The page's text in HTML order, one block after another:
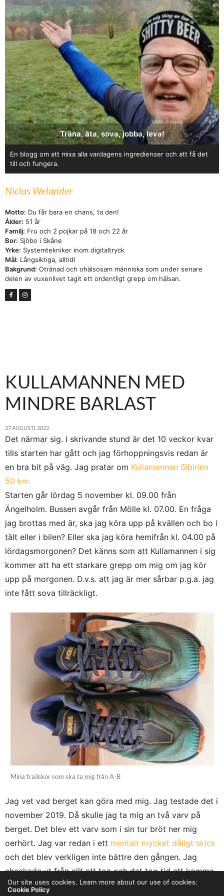
Träna, äta, sova, jobba, leva!
En blogg om att mixa alla vardagens ingredienser och att få det
till och fungera.
Niclas Welander
Motto: Du får bara en chans, ta den!
Ålder: 51 år
Familj: Fru och 2 pojkar på 18 och 22 år
Bor: Sjöbo i Skåne
Yrke: Systemtekniker inom digitaltryck
Mål: Långsiktiga, alltid!
Bakgrund: Otränad och ohälsosam människa som under senare
delen av vuxenlivet tagit ett ordentligt grepp om hälsan.
KULLAMANNEN MED
MINDRE BARLAST
27 AUGUSTI, 2022
Det närmar sig. I skrivande stund är det 10 veckor kvar
tills starten har gått och jag förhoppningsvis redan är
en bra bit på väg. Jag pratar om Kullamannen Sibirien
50 km.
Starten går lördag 5 november kl. 09.00 från
Ängelholm. Bussen avgår från Mölle kl. 07.00. En fråga
jag brottas med är, ska jag köra upp på kvällen och bo i
tält eller i bilen? Eller ska jag köra hemifrån kl. 04.00 på
lördagsmorgonen? Det känns som att Kullamannen i sig
kommer att ha ett starkare grepp om mig om jag kör
upp på morgonen. D.v.s. att jag är mer sårbar p.g.a. jag
inte fått sova tillräckligt.
Mina trailskor som ska ta mig från A-B
Jag vet vad berget kan göra med mig. Jag testade det i
november 2019. Då skulle jag ta mig an två varv på
berget. Det blev ett varv som i sin tur bröt ner mig
oerhört. Jag var redan i ett mentalt mycket dåligt skick
och det blev verkligen inte bättre den gången. Jag
checkade ut från allt ett tag och det tog tid att komma
tillbaka igen.
Our site uses cookies. Learn more about our use of cookies:
Cookie Policy